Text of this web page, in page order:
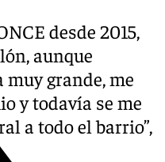
desde 2015,
aunque
muy grande, me
y todavía se me
a todo el barrio”,